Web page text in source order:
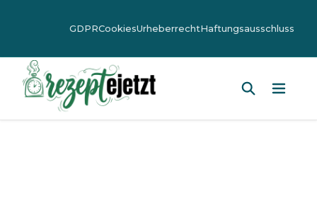
GDPRCookiesUrheberrechtHaftungsausschluss